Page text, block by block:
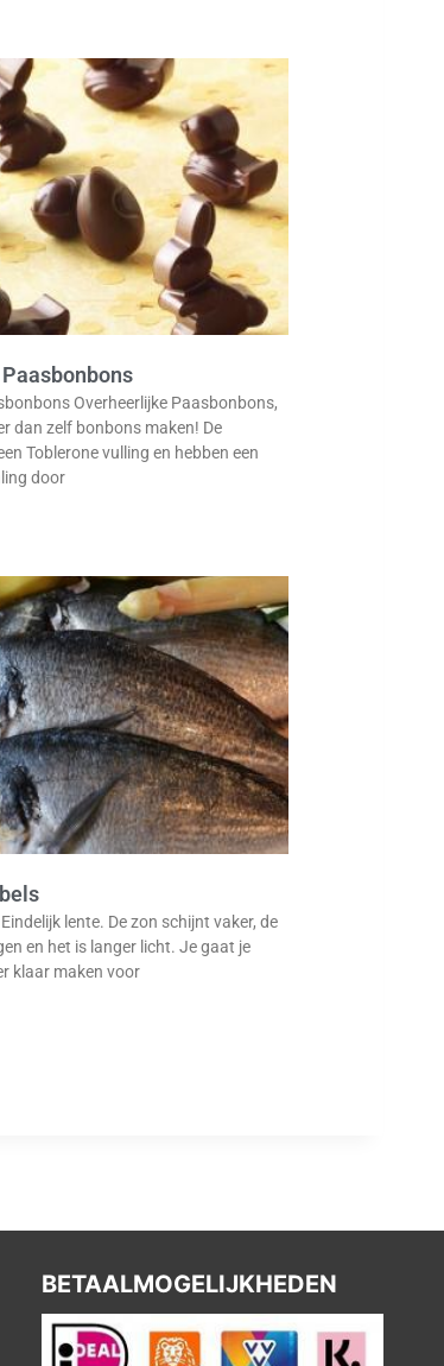
Overheerlijke Paasbonbons,
dan zelf bonbons maken! De
Toblerone vulling en hebben een
door
lente. De zon schijnt vaker, de
en het is langer licht. Je gaat je
klaar maken voor
BETAALMOGELIJKHEDEN